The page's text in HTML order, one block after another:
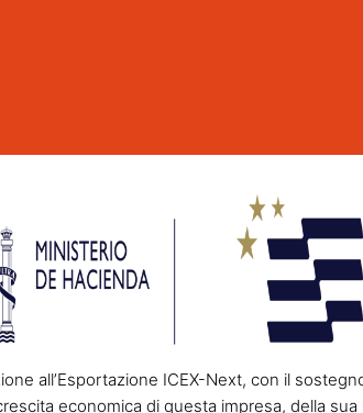
all’Esportazione ICEX-Next, con il
economica di questa impresa, della